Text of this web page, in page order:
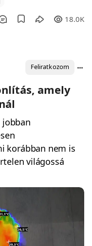
18.0K
Feliratkozom
amely
korábban nem is
világossá